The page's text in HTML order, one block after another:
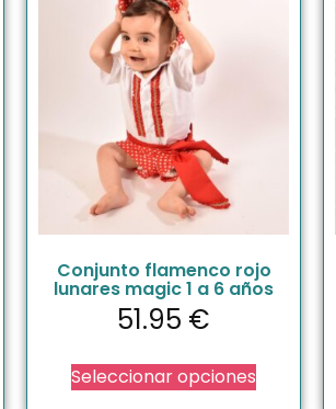
Conjunto flamenco rojo
lunares magic 1 a 6 años
51.95 €
Seleccionar opciones